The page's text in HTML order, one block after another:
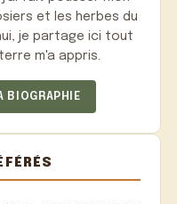
et les herbes du
je partage ici tout
m'a appris.
BIOGRAPHIE